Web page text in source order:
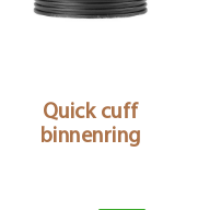
Quick cuff
binnenring